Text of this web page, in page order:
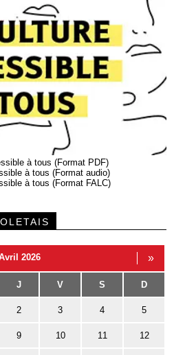
à tous (Format PDF)
à tous (Format audio)
à tous (Format FALC)
2026 »
J V S D
2 3 4 5
9 10 11 12